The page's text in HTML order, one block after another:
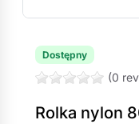
Dostępny
(0
Rolka nylon